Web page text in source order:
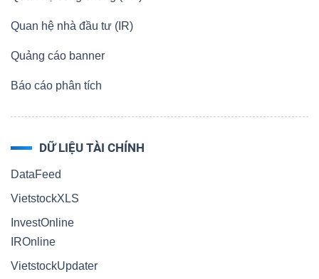
Quan hệ nhà đầu tư (IR)
Quảng cáo banner
Báo cáo phân tích
DỮ LIỆU TÀI CHÍNH
DataFeed
VietstockXLS
InvestOnline
IROnline
VietstockUpdater